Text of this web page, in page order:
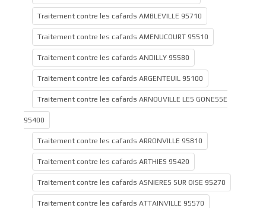
Traitement contre les cafards AMBLEVILLE 95710
Traitement contre les cafards AMENUCOURT 95510
Traitement contre les cafards ANDILLY 95580
Traitement contre les cafards ARGENTEUIL 95100
Traitement contre les cafards ARNOUVILLE LES GONESSE
95400
Traitement contre les cafards ARRONVILLE 95810
Traitement contre les cafards ARTHIES 95420
Traitement contre les cafards ASNIERES SUR OISE 95270
Traitement contre les cafards ATTAINVILLE 95570